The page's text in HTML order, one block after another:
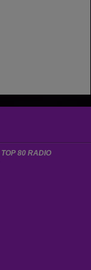
TOP 80 RADIO